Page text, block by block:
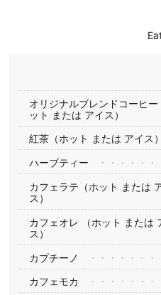
オリジナルブレンドコーヒー
ット または アイス）
紅茶（ホット または アイス）
ハーブティー
カフェラテ（ホット または
ス）
カフェオレ （ホット または
ス）
カプチーノ
カフェモカ